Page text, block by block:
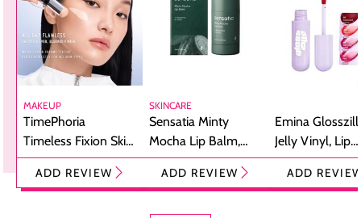
MAKEUP
TimePhoria
Timeless Fixion Skin
Tint Stick,
Foundation dan
ADD REVIEW
SKINCARE
Sensatia Minty
Mocha Lip Balm,
Pelembap Bibir
dengan Aroma
ADD REVIEW
Emina
Jelly Vinyl, Lip
Cream Glossy
Ringan
ADD